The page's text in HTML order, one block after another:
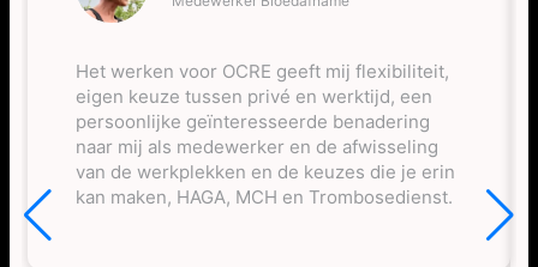
Het werken voor OCRE geeft mij flexibiliteit,
eigen keuze tussen privé en werktijd, een
persoonlijke geïnteresseerde benadering
naar mij als medewerker en de afwisseling
van de werkplekken en de keuzes die je erin
kan maken, HAGA, MCH en Trombosedienst.